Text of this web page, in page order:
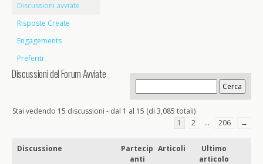
Discussioni avviate
Risposte Create
Engagements
Preferiti
Discussioni del Forum Avviate
Stai vedendo 15 discussioni - dal 1 al 15 (di 3,085 totali)
1
2 … 206 →
Discussione
Partecip
anti
Articoli
Ultimo
articolo